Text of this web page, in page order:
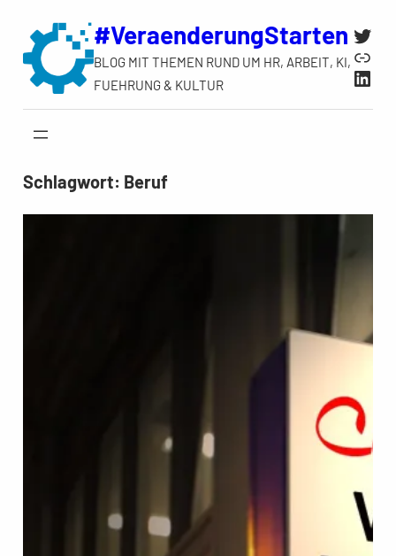
Inhalt
springen
#VeraenderungStarten
BLOG MIT THEMEN RUND UM HR, ARBEIT, KI,
FUEHRUNG & KULTUR
Link
Schlagwort: Beruf